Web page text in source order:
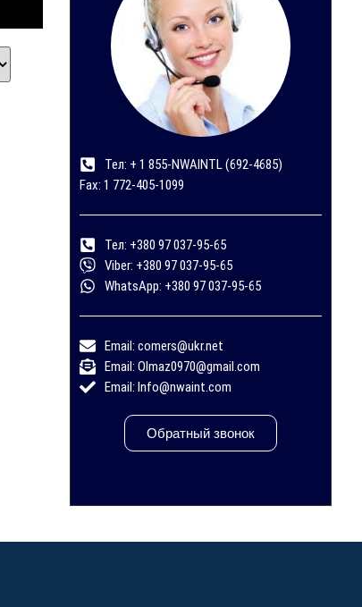
Тел: + 1 855-NWAINTL (692-4685)
Fax: 1 772-405-1099
Тел: +380 97 037-95-65
Viber: +380 97 037-95-65
WhatsApp: +380 97 037-95-65
Email: comers@ukr.net
Email: Olmaz0970@gmail.com
Email: Info@nwaint.com
Обратный звонок